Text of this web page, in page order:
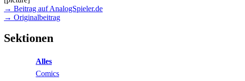
→ Beitrag auf AnalogSpieler.de
→ Originalbeitrag
Sektionen
Alles
Comics